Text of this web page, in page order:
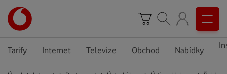
Tarify Internet Televize Obchod Nabídky